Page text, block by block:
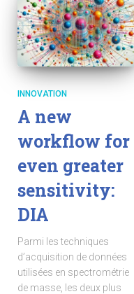
INNOVATION
A new
workflow for
even greater
sensitivity:
DIA
Parmi les techniques
d’acquisition de données
utilisées en spectrométrie
de masse, les deux plus